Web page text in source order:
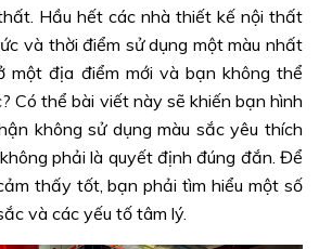
Hầu hết các nhà thiết kế nội thất
và thời điểm sử dụng một màu nhất
một địa điểm mới và bạn không thể
Có thể bài viết này sẽ khiến bạn hình
không sử dụng màu sắc yêu thích
phải là quyết định đúng đắn. Để
thấy tốt, bạn phải tìm hiểu một số
và các yếu tố tâm lý.